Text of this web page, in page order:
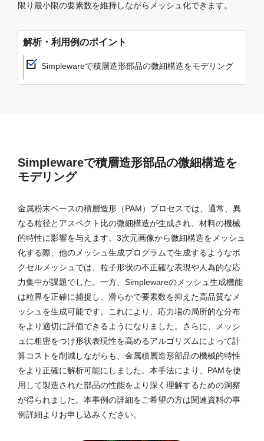
限り最小限の要素数を維持しながらメッシュ化できます。
解析・利用例のポイント
Simplewareで積層造形部品の微細構造をモデリング
Simplewareで積層造形部品の微細構造を
モデリング
金属粉末ベースの積層造形（PAM）プロセスでは、通常、異
なる粒径とアスペクト比の微細構造が生成され、材料の機械
的特性に影響を与えます。3次元画像から微細構造をメッシュ
化する際、他のメッシュ生成プログラムで生成するようなボ
クセルメッシュでは、粒子形状の不正確な表現や人為的な応
力集中が課題でした。一方、Simplewareのメッシュ生成機能
は粒界を正確に捕捉し、滑らかで要素数を抑えた高品質なメ
ッシュを生成可能です。これにより、応力場の局所的な分布
をより適切に評価できるようになりました。さらに、メッシ
ュに粗密をつけ形状表現性を高めるアルゴリズムによって計
算コストを削減しながらも、金属積層造形部品の機械的特性
をより正確に解析可能にしました。本手法により、PAMを使
用して製造された部品の性能をより深く理解するための洞察
が得られました。本事例の詳細をご希望の方は関連資料の事
例詳細よりお申し込みください。